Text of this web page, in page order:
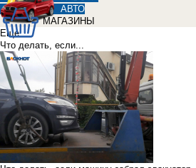
АВТО
МАГАЗИНЫ
Еще
Что делать, если...